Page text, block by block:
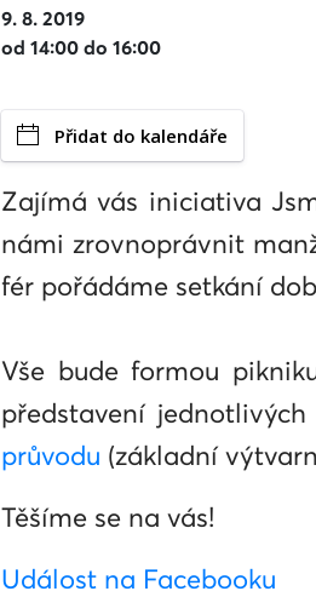
9. 8. 2019
od 14:00 do 16:00
Přidat do kalendáře
Zajímá vás iniciativa
námi zrovnoprávnit
fér pořádáme setkání
Vše bude formou
představení
průvodu (základní
Těšíme se na vás!
Událost na Facebooku